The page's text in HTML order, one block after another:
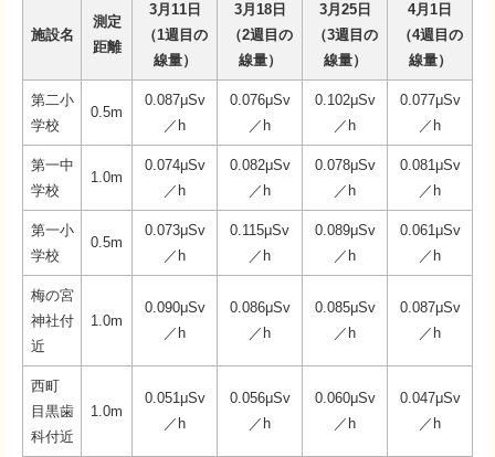
施設名
測定
距離
3月11日
（1週目の
線量）
3月18日
（2週目の
線量）
3月25日
（3週目の
線量）
4月1日
（4週目の
線量）
第二小
学校
0.5m
0.087μSv
／h
0.076μSv
／h
0.102μSv
／h
0.077μSv
／h
第一中
学校
1.0m
0.074μSv
／h
0.082μSv
／h
0.078μSv
／h
0.081μSv
／h
第一小
学校
0.5m
0.073μSv
／h
0.115μSv
／h
0.089μSv
／h
0.061μSv
／h
梅の宮
神社付
近
1.0m
0.090μSv
／h
0.086μSv
／h
0.085μSv
／h
0.087μSv
／h
西町
目黒歯
科付近
1.0m
0.051μSv
／h
0.056μSv
／h
0.060μSv
／h
0.047μSv
／h